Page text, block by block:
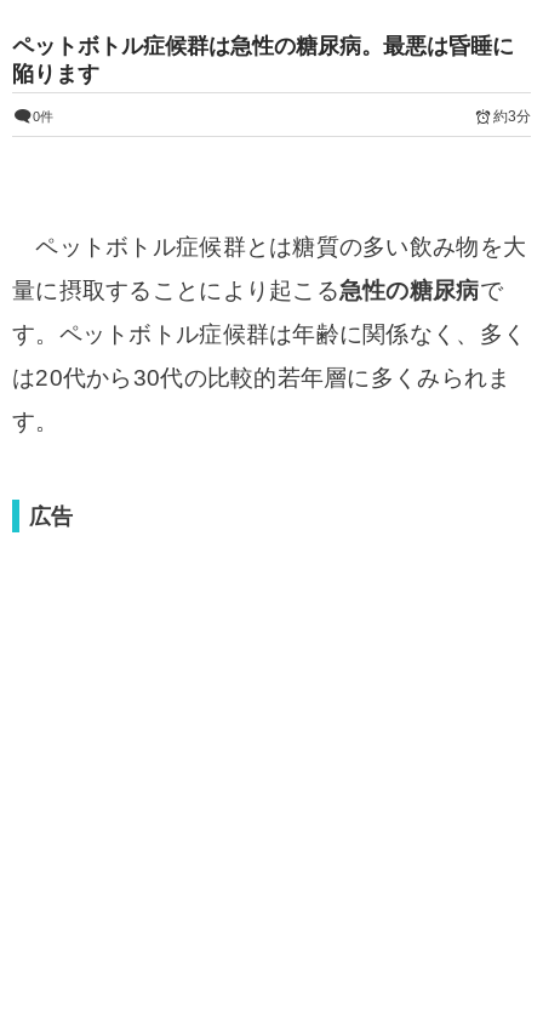
ペットボトル症候群は急性の糖尿病。最悪は昏睡に
陥ります
0件 約3分
ペットボトル症候群とは糖質の多い飲み物を大
量に摂取することにより起こる急性の糖尿病で
す。ペットボトル症候群は年齢に関係なく、多く
は20代から30代の比較的若年層に多くみられま
す。
広告